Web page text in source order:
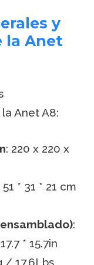
y
la Anet
Anet A8:
: 220 x 220 x
51 * 31 * 21 cm
:
* 15.7in
/ 17.6Lbs